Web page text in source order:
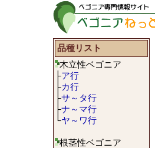
品種リスト
木立性ベゴニア
├ア行
├カ行
├サ～タ行
├ナ～マ行
└ヤ～ワ行
根茎性ベゴニア